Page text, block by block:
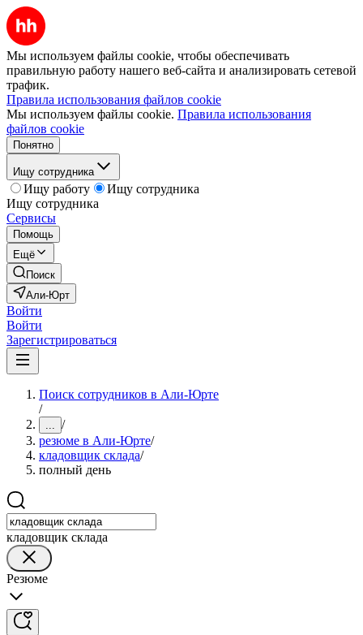
Мы используем файлы cookie, чтобы обеспечивать
правильную работу нашего веб-сайта и анализировать сетевой
трафик.
Правила использования файлов cookie
Мы используем файлы cookie. Правила использования
файлов cookie
Понятно
Ищу сотрудника
Ищу работу
Ищу сотрудника
Ищу сотрудника
Сервисы
Помощь
Ещё
Поиск
Али-Юрт
Войти
Войти
Зарегистрироваться
Поиск сотрудников в Али-Юрте
/
... /
резюме в Али-Юрте/
кладовщик склада/
полный день
кладовщик склада
Резюме